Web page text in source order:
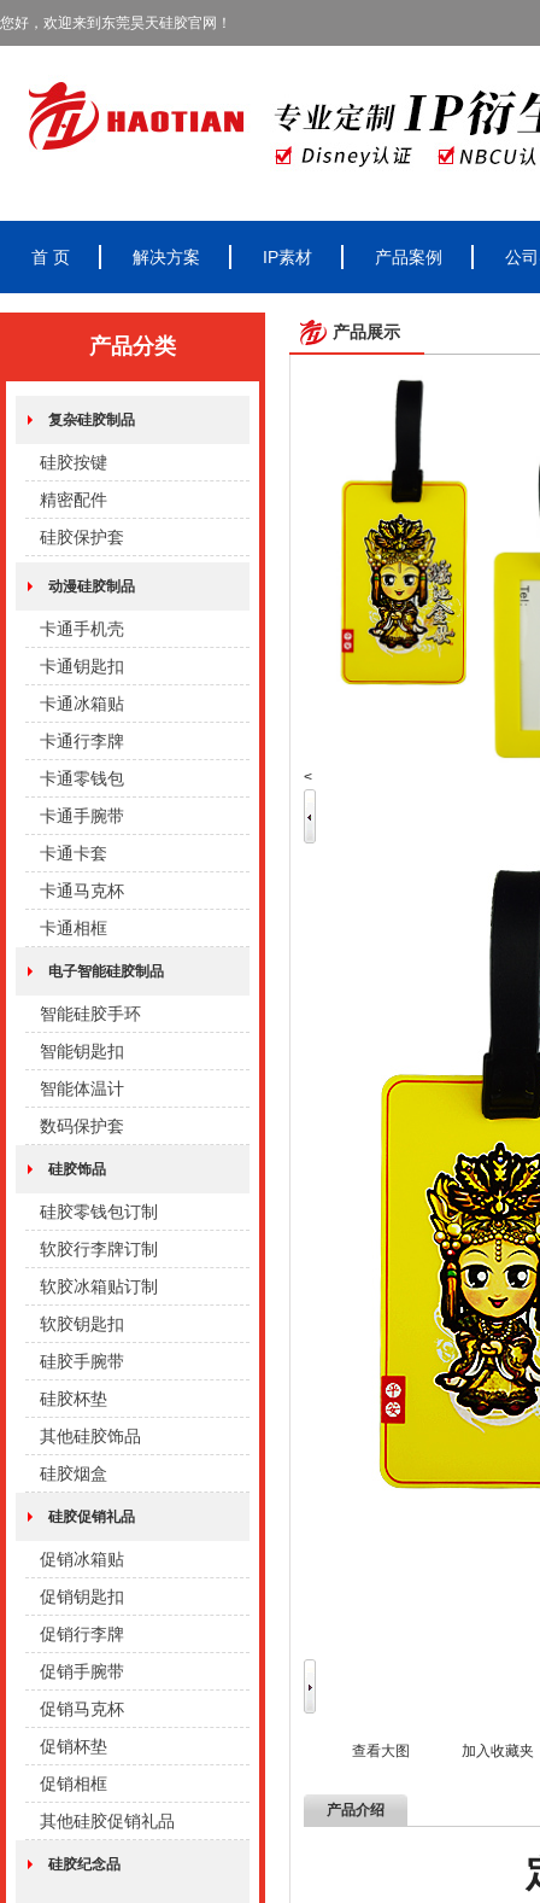
您好，欢迎来到东莞昊天硅胶官网！
首 页 解决方案 IP素材 产品案例 公
产品分类
复杂硅胶制品
硅胶按键
精密配件
硅胶保护套
动漫硅胶制品
卡通手机壳
卡通钥匙扣
卡通冰箱贴
卡通行李牌
卡通零钱包
卡通手腕带
卡通卡套
卡通马克杯
卡通相框
电子智能硅胶制品
智能硅胶手环
智能钥匙扣
智能体温计
数码保护套
硅胶饰品
硅胶零钱包订制
软胶行李牌订制
软胶冰箱贴订制
软胶钥匙扣
硅胶手腕带
硅胶杯垫
其他硅胶饰品
硅胶烟盒
硅胶促销礼品
促销冰箱贴
促销钥匙扣
促销行李牌
促销手腕带
促销马克杯
促销杯垫
促销相框
其他硅胶促销礼品
硅胶纪念品
产品展示
<
查看大图 加入收藏夹
产品介绍
定制